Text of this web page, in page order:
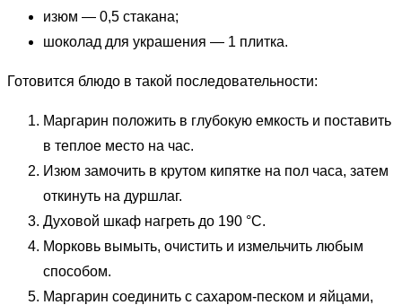
изюм — 0,5 стакана;
шоколад для украшения — 1 плитка.
Готовится блюдо в такой последовательности:
Маргарин положить в глубокую емкость и поставить
в теплое место на час.
Изюм замочить в крутом кипятке на пол часа, затем
откинуть на дуршлаг.
Духовой шкаф нагреть до 190 °C.
Морковь вымыть, очистить и измельчить любым
способом.
Маргарин соединить с сахаром-песком и яйцами,